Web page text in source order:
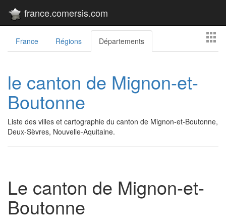
france.comersis.com
France Régions Départements
le canton de Mignon-et-
Boutonne
Liste des villes et cartographie du canton de Mignon-et-Boutonne,
Deux-Sèvres, Nouvelle-Aquitaine.
Le canton de Mignon-et-
Boutonne